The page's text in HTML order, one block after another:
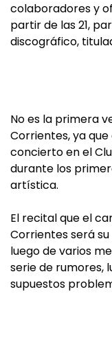
colaboradores y
partir de las 21,
discográfico,
No es la primera
Corrientes, ya
concierto en el
durante los
artística.
El recital que el
Corrientes será
luego de varios
serie de rumores,
supuestos